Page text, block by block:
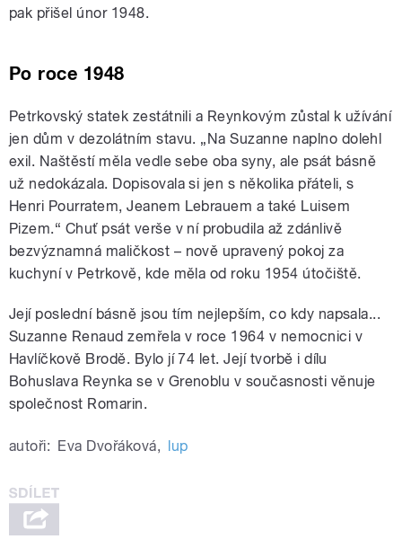
pak přišel únor 1948.
Po roce 1948
Petrkovský statek zestátnili a Reynkovým zůstal k užívání
jen dům v dezolátním stavu. „Na Suzanne naplno dolehl
exil. Naštěstí měla vedle sebe oba syny, ale psát básně
už nedokázala. Dopisovala si jen s několika přáteli, s
Henri Pourratem, Jeanem Lebrauem a také Luisem
Pizem.“ Chuť psát verše v ní probudila až zdánlivě
bezvýznamná maličkost – nově upravený pokoj za
kuchyní v Petrkově, kde měla od roku 1954 útočiště.
Její poslední básně jsou tím nejlepším, co kdy napsala...
Suzanne Renaud zemřela v roce 1964 v nemocnici v
Havlíčkově Brodě. Bylo jí74 let.Její tvorbě i dílu
Bohuslava Reynka se v Grenoblu v současnosti věnuje
společnost Romarin.
autoři: Eva Dvořáková, lup